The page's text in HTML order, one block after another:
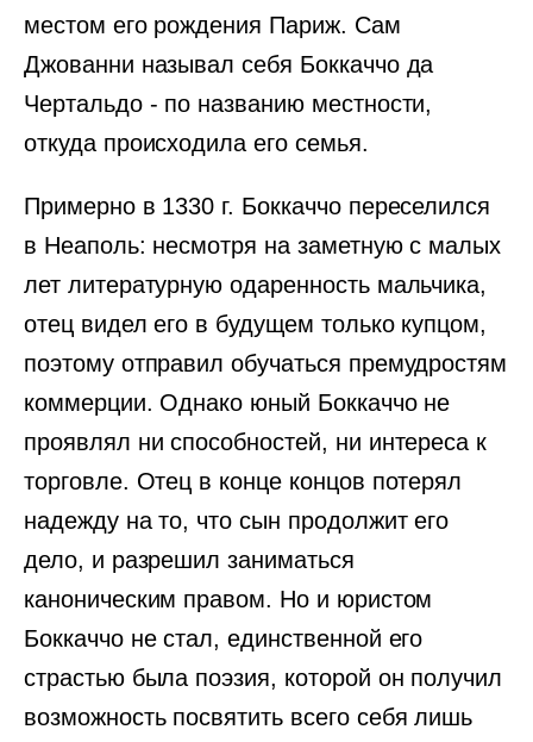
местом его рождения Париж. Сам
Джованни называл себя Боккаччо да
Чертальдо - по названию местности,
откуда происходила его семья.
Примерно в 1330 г. Боккаччо переселился
в Неаполь: несмотря на заметную с малых
лет литературную одаренность мальчика,
отец видел его в будущем только купцом,
поэтому отправил обучаться премудростям
коммерции. Однако юный Боккаччо не
проявлял ни способностей, ни интереса к
торговле. Отец в конце концов потерял
надежду на то, что сын продолжит его
дело, и разрешил заниматься
каноническим правом. Но и юристом
Боккаччо не стал, единственной его
страстью была поэзия, которой он получил
возможность посвятить всего себя лишь